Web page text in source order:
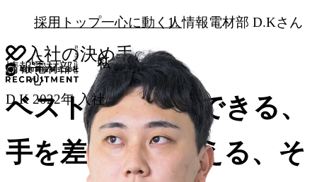
採用トップ一心に動く人情報電材部 D.Kさん
私は、
自分主導の信頼獲得
に一心。
情報電材部
D.K 2022年 入社
入社の決め手
ベストな提案ができる、
手を差し伸べ合える、そ